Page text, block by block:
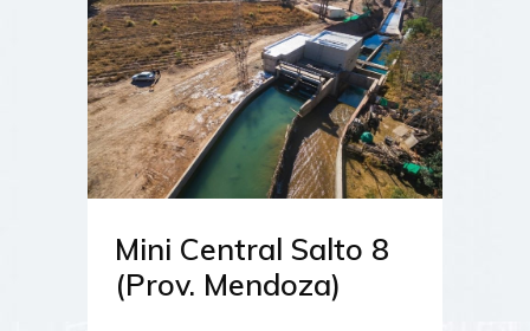
Mini Central Salto 8
(Prov. Mendoza)